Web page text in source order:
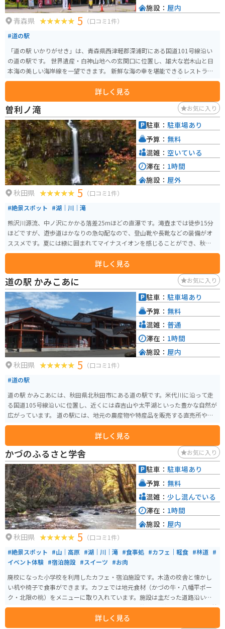
青森県 5 （口コミ1件）
#道の駅
「道の駅 いかりがせき」は、青森県西津軽郡深浦町にある国道101号線沿い
の道の駅です。 世界遺産・白神山地への玄関口に位置し、雄大な岩木山と日
本海の美しい海岸線を一望できます。 新鮮な海の幸を堪能できるレストラン
や、地元の特産品を販売するショップがあり、ドライブ中の休憩に最適なス
ているので安心です。 白神山地を巡るツーリングの拠点としてもおすすめで
す。 周辺には、十二湖や黄金崎など、風光明媚な観光スポットも点在してい
ます。 特に、夕陽の名所として知られる黄金崎は必見です。 また、深浦町
は、深浦マグロやサザエなどの海産物が有名です。 道の駅でも販売されてい
るので、お土産にいかがでしょうか。
詳しく見る
施設： 屋内
曽利ノ滝 お気に入り
秋田県 5 （口コミ1件）
#絶景スポット #湖｜川｜滝
熊沢川源流、中ノ沢にかかる落差25mほどの直瀑です。滝壺までは徒歩15分
ほどですが、遊歩道はかなりの急勾配なので、登山靴や長靴などの装備がオ
ススメです。夏には緑に囲まれてマイナスイオンを感じることができ、秋には
紅葉と滝の絶景を楽しむことができます。
詳しく見る
駐車： 駐車場あり
予算： 無料
混雑： 空いている
滞在： 1時間
施設： 屋外
道の駅 かみこあに お気に入り
秋田県 5 （口コミ1件）
#道の駅
道の駅 かみこあには、秋田県北秋田市にある道の駅です。米代川に沿って走
る国道105号線沿いに位置し、近くには森吉山や太平湖といった豊かな自然が
広がっています。 道の駅には、地元の農産物や特産品を販売する直売所や、
レストランがあります。レストランでは、地元でとれた山菜を使った料理
や、秋田名物のきりたんぽなどが味わえます。また、軽食コーナーでは、ソ
フトクリームや焼きそばなども販売しています。バイクで訪れた際には、駐
車場も広々としているので安心です。 道の駅 かみこあには、自然に囲まれた
静かな環境で、地元の美味しいものを楽しめる場所です。ドライブやツーリ
ングの休憩に、ぜひ立ち寄ってみてください。
詳しく見る
駐車： 駐車場あり
予算： 無料
混雑： 普通
滞在： 1時間
施設： 屋内
かづのふるさと学舎 お気に入り
秋田県 5 （口コミ1件）
#絶景スポット #山｜高原 #湖｜川｜滝 #食事処 #カフェ｜軽食 #林道 #
イベント体験 #宿泊施設 #スイーツ #お肉
廃校になった小学校を利用したカフェ・宿泊施設です。木造の校舎と懐かし
い机や椅子で食事ができます。カフェでは地元食材（かづの牛・八幡平ポー
ク・北限の桃）をメニューに取り入れています。施設は主だった道路沿いに
あり、アクセスしやすいです。施設のすぐ外から散策道が整備されていて、林
と滝を楽しめます。観光名所の奥入瀬渓流と近いエリアにあります。
詳しく見る
駐車： 駐車場あり
予算： 無料
混雑： 少し混んでいる
滞在： 1時間
施設： 屋内